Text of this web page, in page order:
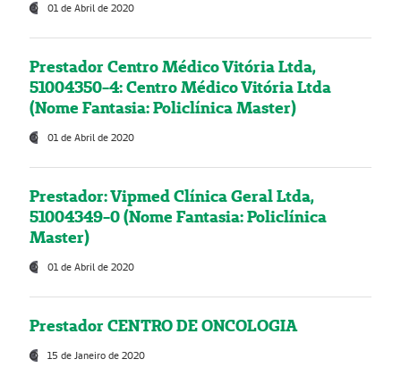
01 de Abril de 2020
Prestador Centro Médico Vitória Ltda,
51004350-4: Centro Médico Vitória Ltda
(Nome Fantasia: Policlínica Master)
01 de Abril de 2020
Prestador: Vipmed Clínica Geral Ltda,
51004349-0 (Nome Fantasia: Policlínica
Master)
01 de Abril de 2020
Prestador CENTRO DE ONCOLOGIA
15 de Janeiro de 2020